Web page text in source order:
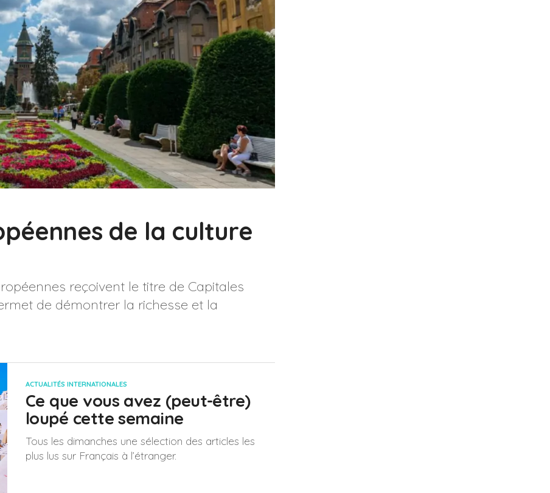
de la culture
reçoivent le titre de Capitales
de démontrer la richesse et la
ACTUALITÉS INTERNATIONALES
Ce que vous avez (peut-être)
loupé cette semaine
Tous les dimanches une sélection des articles les
plus lus sur Français à l’étranger.